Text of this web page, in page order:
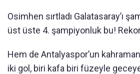
Osimhen sırtladı Galatasaray’ı
üst üste 4. şampiyonluk bu!
Hem de Antalyaspor’un
iki gol, biri kafa biri füzeyle